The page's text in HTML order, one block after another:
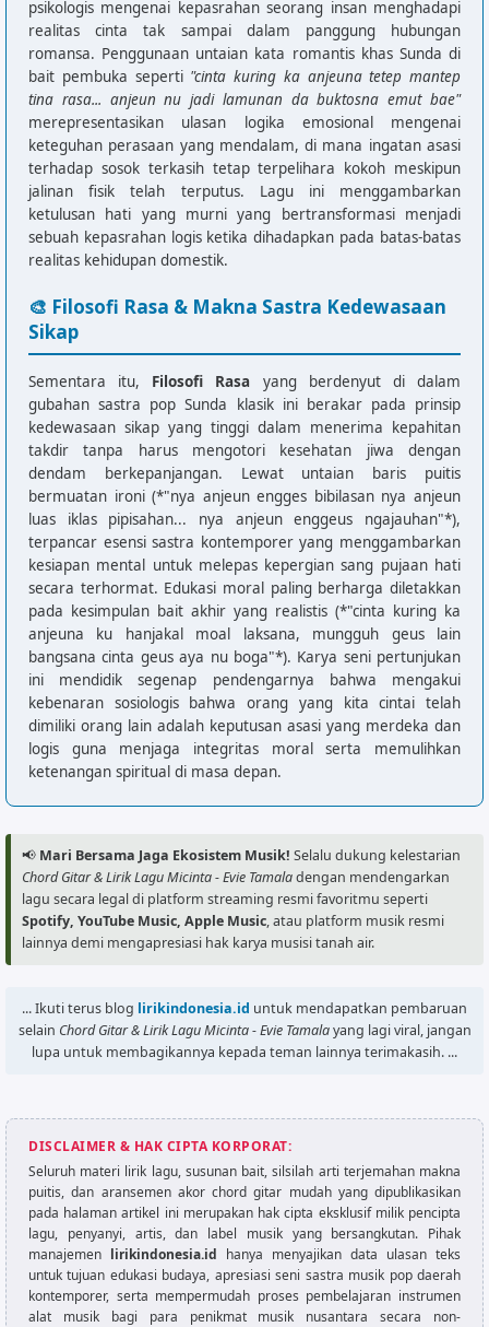
psikologis mengenai kepasrahan seorang insan menghadapi
realitas cinta tak sampai dalam panggung hubungan
romansa. Penggunaan untaian kata romantis khas Sunda di
bait pembuka seperti "cinta kuring ka anjeuna tetep mantep
tina rasa... anjeun nu jadi lamunan da buktosna emut bae"
merepresentasikan ulasan logika emosional mengenai
keteguhan perasaan yang mendalam, di mana ingatan asasi
terhadap sosok terkasih tetap terpelihara kokoh meskipun
jalinan fisik telah terputus. Lagu ini menggambarkan
ketulusan hati yang murni yang bertransformasi menjadi
sebuah kepasrahan logis ketika dihadapkan pada batas-batas
realitas kehidupan domestik.
🎨 Filosofi Rasa & Makna Sastra Kedewasaan
Sikap
Sementara itu, Filosofi Rasa yang berdenyut di dalam
gubahan sastra pop Sunda klasik ini berakar pada prinsip
kedewasaan sikap yang tinggi dalam menerima kepahitan
takdir tanpa harus mengotori kesehatan jiwa dengan
dendam berkepanjangan. Lewat untaian baris puitis
bermuatan ironi (*"nya anjeun engges bibilasan nya anjeun
luas iklas pipisahan... nya anjeun enggeus ngajauhan"*),
terpancar esensi sastra kontemporer yang menggambarkan
kesiapan mental untuk melepas kepergian sang pujaan hati
secara terhormat. Edukasi moral paling berharga diletakkan
pada kesimpulan bait akhir yang realistis (*"cinta kuring ka
anjeuna ku hanjakal moal laksana, mungguh geus lain
bangsana cinta geus aya nu boga"*). Karya seni pertunjukan
ini mendidik segenap pendengarnya bahwa mengakui
kebenaran sosiologis bahwa orang yang kita cintai telah
dimiliki orang lain adalah keputusan asasi yang merdeka dan
logis guna menjaga integritas moral serta memulihkan
ketenangan spiritual di masa depan.
📢 Mari Bersama Jaga Ekosistem Musik! Selalu dukung kelestarian
Chord Gitar & Lirik Lagu Micinta - Evie Tamaladengan mendengarkan
lagu secara legal di platform streaming resmi favoritmu seperti
Spotify, YouTube Music, Apple Music, atau platform musik resmi
lainnya demi mengapresiasi hak karya musisi tanah air.
... Ikuti terus blog lirikindonesia.id untuk mendapatkan pembaruan
selain Chord Gitar & Lirik Lagu Micinta - Evie Tamalayang lagi viral, jangan
lupa untuk membagikannya kepada teman lainnya terimakasih. ...
DISCLAIMER & HAK CIPTA KORPORAT:
Seluruh materi lirik lagu, susunan bait, silsilah arti terjemahan makna
puitis, dan aransemen akor chord gitar mudah yang dipublikasikan
pada halaman artikel ini merupakan hak cipta eksklusif milik pencipta
lagu, penyanyi, artis, dan label musik yang bersangkutan. Pihak
manajemen lirikindonesia.id hanya menyajikan data ulasan teks
untuk tujuan edukasi budaya, apresiasi seni sastra musik pop daerah
kontemporer, serta mempermudah proses pembelajaran instrumen
alat musik bagi para penikmat musik nusantara secara non-